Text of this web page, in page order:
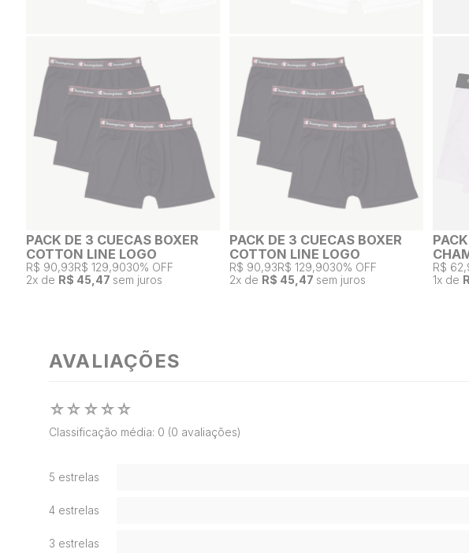
PACK DE 3 CUECAS BOXER
COTTON LINE LOGO
R$ 90,93R$ 129,9030% OFF
2x de R$ 45,47 sem juros
PACK DE 3 CUECAS BOXER
COTTON LINE LOGO
R$ 90,93R$ 129,9030% OFF
2x de R$ 45,47 sem juros
R$
1x de
AVALIAÇÕES
☆☆ ☆☆☆
Classificação média: 0 (0 avaliações)
5 estrelas
4 estrelas
3 estrelas